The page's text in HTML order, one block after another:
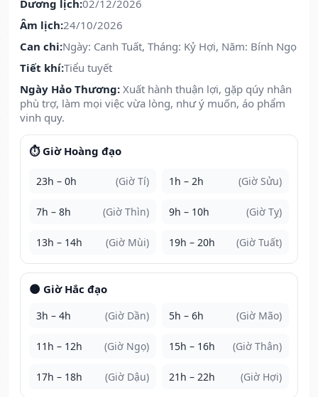
Dương lịch:02/12/2026
Âm lịch:24/10/2026
Can chi:Ngày: Canh Tuất, Tháng: Kỷ Hợi, Năm: Bính Ngọ
Tiết khí:Tiểu tuyết
Ngày Hảo Thương: Xuất hành thuận lợi, gặp qúy nhân
phù trợ, làm mọi việc vừa lòng, như ý muốn, áo phẩm
vinh quy.
⏱️ Giờ Hoàng đạo
23h – 0h (Giờ Tí) 1h – 2h (Giờ Sửu)
7h – 8h (Giờ Thìn) 9h – 10h (Giờ Tỵ)
13h – 14h (Giờ Mùi) 19h – 20h (Giờ Tuất)
🌑 Giờ Hắc đạo
3h – 4h (Giờ Dần) 5h – 6h (Giờ Mão)
11h – 12h (Giờ Ngọ) 15h – 16h (Giờ Thân)
17h – 18h (Giờ Dậu) 21h – 22h (Giờ Hợi)